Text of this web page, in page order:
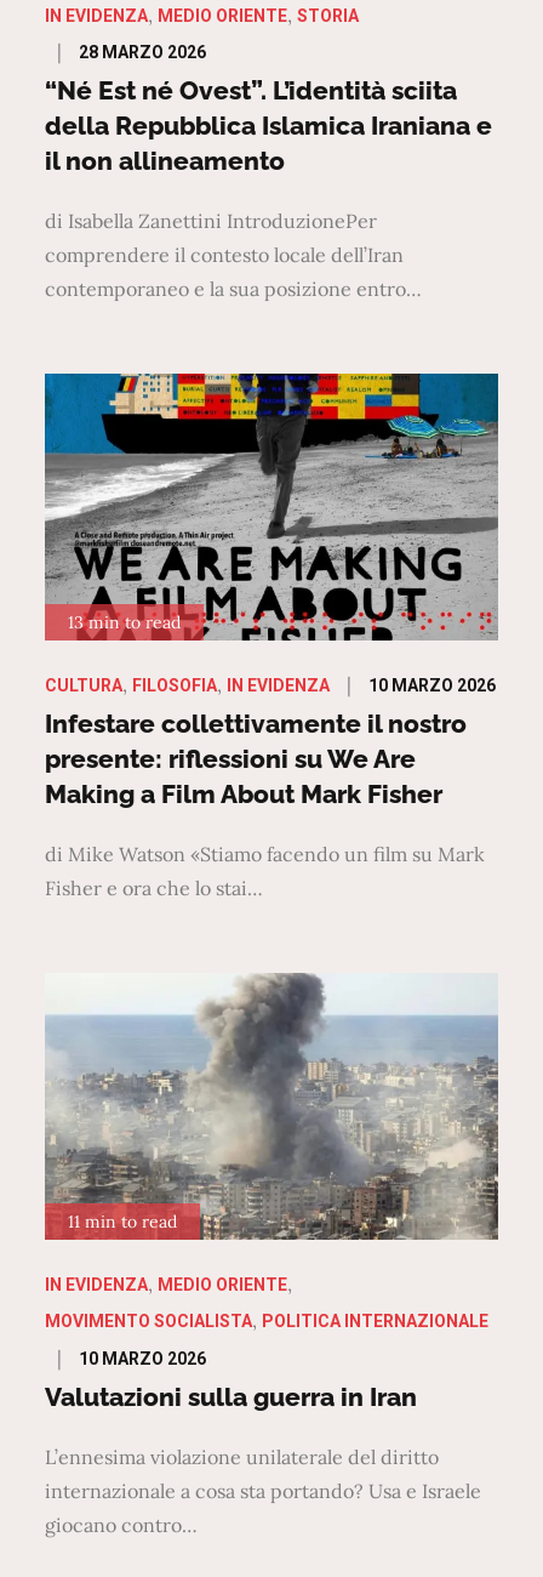
IN EVIDENZA MEDIO ORIENTE STORIA
Posted
on
28 MARZO 2026
“Né Est né Ovest”. L’identità sciita
della Repubblica Islamica Iraniana e
il non allineamento
di Isabella Zanettini IntroduzionePer
comprendere il contesto locale dell’Iran
contemporaneo e la sua posizione entro…
13 min to read
CULTURA FILOSOFIA IN EVIDENZA
Posted
on
10 MARZO 2026
Infestare collettivamente il nostro
presente: riflessioni su We Are
Making a Film About Mark Fisher
di Mike Watson «Stiamo facendo un film su Mark
Fisher e ora che lo stai…
11 min to read
IN EVIDENZA
MEDIO ORIENTE
MOVIMENTO SOCIALISTA
POLITICA INTERNAZIONALE
Posted
on
10 MARZO 2026
Valutazioni sulla guerra in Iran
L’ennesima violazione unilaterale del diritto
internazionale a cosa sta portando? Usa e Israele
giocano contro…